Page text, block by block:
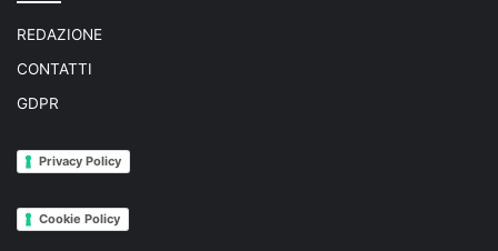
REDAZIONE
CONTATTI
GDPR
Privacy Policy
Cookie Policy